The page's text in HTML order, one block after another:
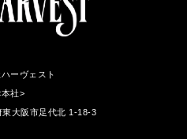
ーヴェスト
本社>
大阪市足代北 1-18-3